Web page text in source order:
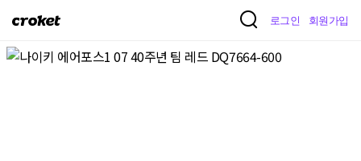
크
켓
로그인 회원가입